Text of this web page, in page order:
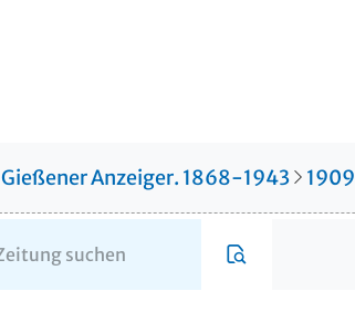
Gießener Anzeiger. 1868-1943 1909